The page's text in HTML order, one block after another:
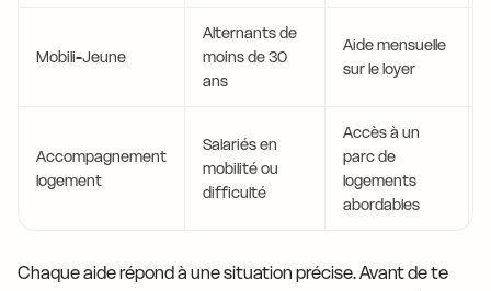
Mobili-Jeune
Alternants de
moins de 30
ans
Aide mensuelle
sur le loyer
Accompagnement
logement
Salariés en
mobilité ou
difficulté
Accès à un
parc de
logements
abordables
Chaque aide répond à une situation précise. Avant de te